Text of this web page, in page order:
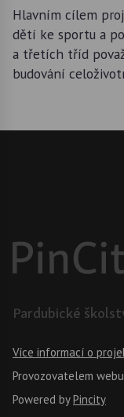
Hlavním cílem
dětí ke sportu a
a třetích tříd
budování
Pardubické
Více informací o
Provozovatelem
Powered byPincity